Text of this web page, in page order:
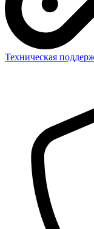
Техническая